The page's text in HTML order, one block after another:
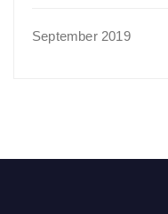
September 2019